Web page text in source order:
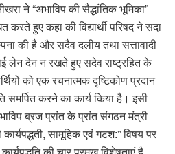
ने “अभाविप की सैद्धांतिक भूमिका”
करते हुए कहा की विद्यार्थी परिषद ने सदा
की है और सदैव दलीय तथा सत्तावादी
लेन देन न रखते हुए सदेव राष्ट्रहित के
को एक रचनात्मक दृष्टिकोण प्रदान
समर्पित करने का कार्य किया है। इसी
ब्रज प्रांत के प्रांत संगठन मंत्री
सामूहिक एवं गटश:” विषय पर